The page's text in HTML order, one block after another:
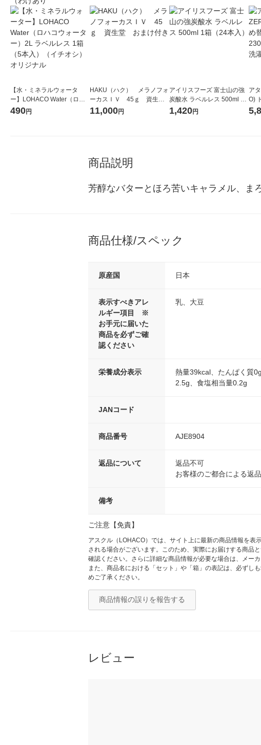
【水・ミネラルウォータ
ー】LOHACO Water（ロハ
コウォーター）2L ラベルレ
490円
HAKU（ハク） メラノフォ
ーカスＩＶ 45ｇ 資生
堂 おまけ付き
11,000円
アイリスフーズ 富士山の強
炭酸水 ラベルレス 500ml 1
箱（24本入）
1,420円
ア
O)
ガ
商品説明
芳醇なバターとほろ苦いキャラメル、ま
商品仕様/スペック
原産国 日本
表示すべきアレ
ルギー項目 ※
お手元に届いた
商品を必ずご確
認ください
乳、大豆
栄養成分表示
熱量39kcal、たんぱく質
2.5g、食塩相当量0.2g
JANコード
商品番号 AJE8904
返品について
返品不可
お客様のご都合による返
備考
ご注意【免責】
アスクル（LOHACO）では、サイト上に最新の商品情報を
される場合がございます。このため、実際にお届けする商品
確認ください。さらに詳細な商品情報が必要な場合は、メー
また、商品名における「セット」や「箱」の表記は、必ずし
めご了承ください。
商品情報の誤りを報告する
レビュー